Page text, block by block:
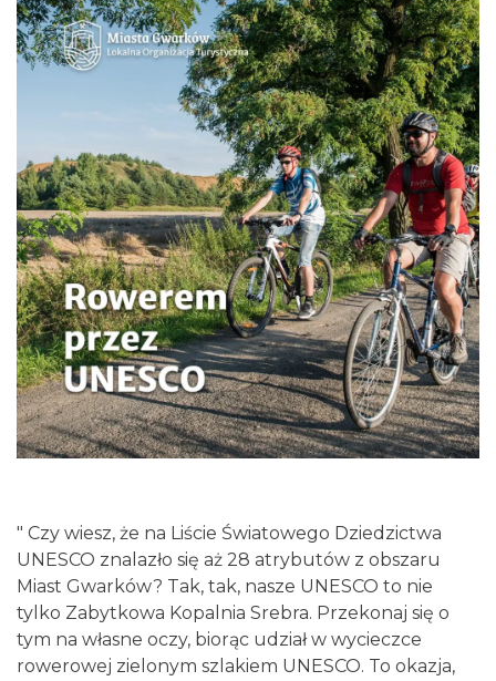
Śląsko Wilijo
Chorzów
2026-12-13
15.25 km
Silesia Memoriał Kamili Skolimowskiej
Chorzów
2026-08-23
15.90 km
Silesia Marathon 2026
" Czy wiesz, że na Liście Światowego Dziedzictwa
UNESCO znalazło się aż 28 atrybutów z obszaru
Miast Gwarków? Tak, tak, nasze UNESCO to nie
tylko Zabytkowa Kopalnia Srebra. Przekonaj się o
tym na własne oczy, biorąc udział w wycieczce
rowerowej zielonym szlakiem UNESCO. To okazja,